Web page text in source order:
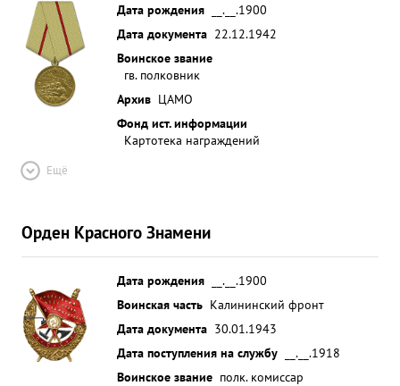
Дата рождения
__.__.1900
Дата документа 22.12.1942
Воинское звание
гв. полковник
Архив ЦАМО
Фонд ист. информации
Картотека награждений
Ещё
Орден Красного Знамени
Дата рождения
__.__.1900
Воинская часть Калининский фронт
Дата документа 30.01.1943
Дата поступления на службу
__.__.1918
Воинское звание полк. комиссар